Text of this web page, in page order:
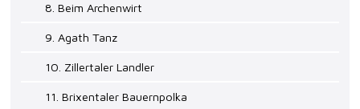
8. Beim Archenwirt
9. Agath Tanz
10. Zillertaler Landler
11. Brixentaler Bauernpolka